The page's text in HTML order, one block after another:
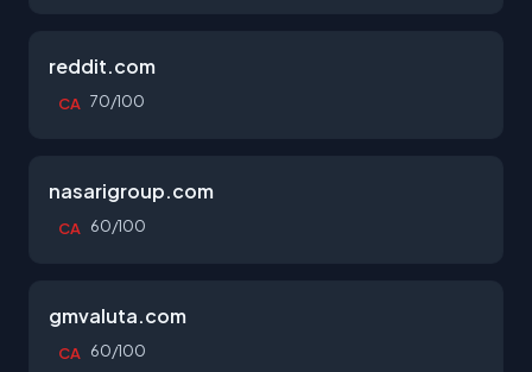
reddit.com
CA 70/100
nasarigroup.com
CA 60/100
gmvaluta.com
CA 60/100